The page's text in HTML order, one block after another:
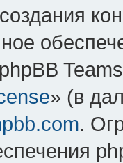
» (в
.